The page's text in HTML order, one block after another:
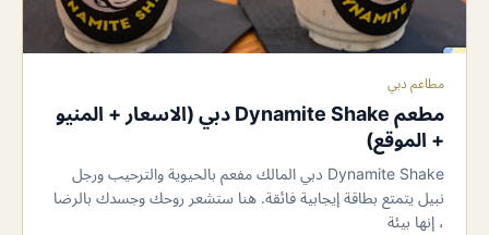
مطاعم دبي
مطعم Dynamite Shake دبي (الاسعار + المنيو
+ الموقع)
Dynamite Shake دبي المالك مفعم بالحيوية والترحيب ورجل
نبيل يتمتع بطاقة إيجابية فائقة. هنا ستشعر روحك وجسدك بالرضا
، إنها بيئة